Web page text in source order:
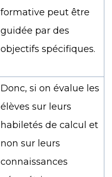
formative peut être
guidée par des
objectifs spécifiques.
Donc, si on évalue les
élèves sur leurs
habiletés de calcul et
non sur leurs
connaissances